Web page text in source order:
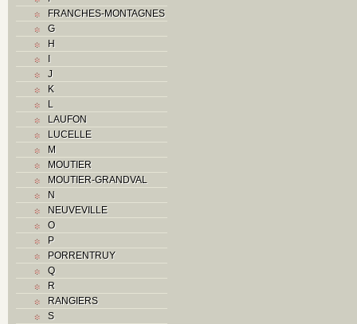
FRANCHES-MONTAGNES
G
H
I
J
K
L
LAUFON
LUCELLE
M
MOUTIER
MOUTIER-GRANDVAL
N
NEUVEVILLE
O
P
PORRENTRUY
Q
R
RANGIERS
S